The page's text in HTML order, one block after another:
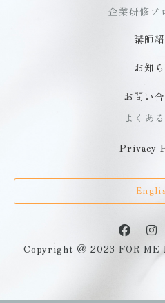
企業研修プ
講師
お知
お問い
よくあ
Privacy
Copyright ＠ 2023 FOR